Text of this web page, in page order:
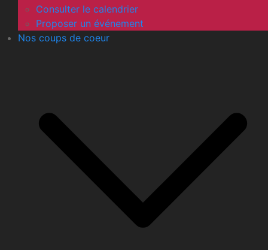
Consulter le calendrier
Proposer un événement
Nos coups de coeur